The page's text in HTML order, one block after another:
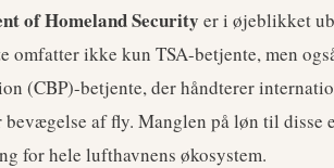
of Homeland Security er i øjeblikket
ikke kun TSA-betjente, men
(CBP)-betjente, der håndterer
af fly. Manglen på løn til disse
for hele lufthavnens økosystem.